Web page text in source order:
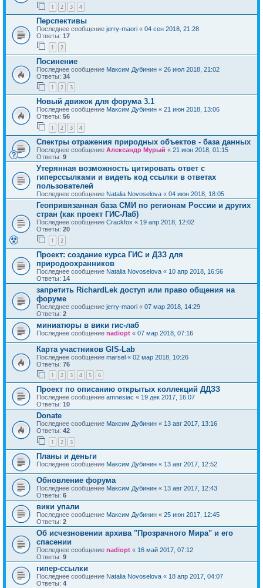
1 2 3 4
Перспективы
Последнее сообщение jerry-maori « 04 сен 2018, 21:28
Ответы: 17
1 2
Посинение
Последнее сообщение Максим Дубинин « 26 июл 2018, 21:02
Ответы: 34
1 2 3
Новый движок для форума 3.1
Последнее сообщение Максим Дубинин « 21 июн 2018, 13:06
Ответы: 56
1 2 3 4
Спектры отражения природных объектов - база данных
Последнее сообщение Александр Мурый « 21 июн 2018, 01:15
Ответы: 9
Утерянная возможность цитировать ответ с
гиперссылками и видеть код ссылки в ответах
пользователей
Последнее сообщение Natalia Novoselova « 04 июн 2018, 18:05
Геопривязанная база СМИ по регионам России и других
стран (как проект ГИС-Лаб)
Последнее сообщение Crackfox « 19 апр 2018, 12:02
Ответы: 20
1 2
Проект: создание курса ГИС и ДЗЗ для
природоохранников
Последнее сообщение Natalia Novoselova « 10 апр 2018, 16:56
Ответы: 14
запретить RichardLek доступ или право общения на
форуме
Последнее сообщение jerry-maori « 07 мар 2018, 14:29
Ответы: 2
миниатюры в вики гис-лаб
Последнее сообщение nadiopt « 07 мар 2018, 07:16
Карта участников GIS-Lab
Последнее сообщение marsel « 02 мар 2018, 10:26
Ответы: 76
1 2 3 4 5 6
Проект по описанию открытых коллекций ДДЗЗ
Последнее сообщение amnesiac « 19 дек 2017, 16:07
Ответы: 10
Donate
Последнее сообщение Максим Дубинин « 13 авг 2017, 13:16
Ответы: 42
1 2 3
Планы и деньги
Последнее сообщение Максим Дубинин « 13 авг 2017, 12:52
Обновление форума
Последнее сообщение Максим Дубинин « 13 авг 2017, 12:43
Ответы: 6
вики упали
Последнее сообщение Максим Дубинин « 25 июн 2017, 12:45
Ответы: 2
Об исчезновении архива "Прозрачного Мира" и его
спасении
Последнее сообщение nadiopt « 16 май 2017, 07:12
Ответы: 9
гипер-ссылки
Последнее сообщение Natalia Novoselova « 18 апр 2017, 04:07
Ответы: 4